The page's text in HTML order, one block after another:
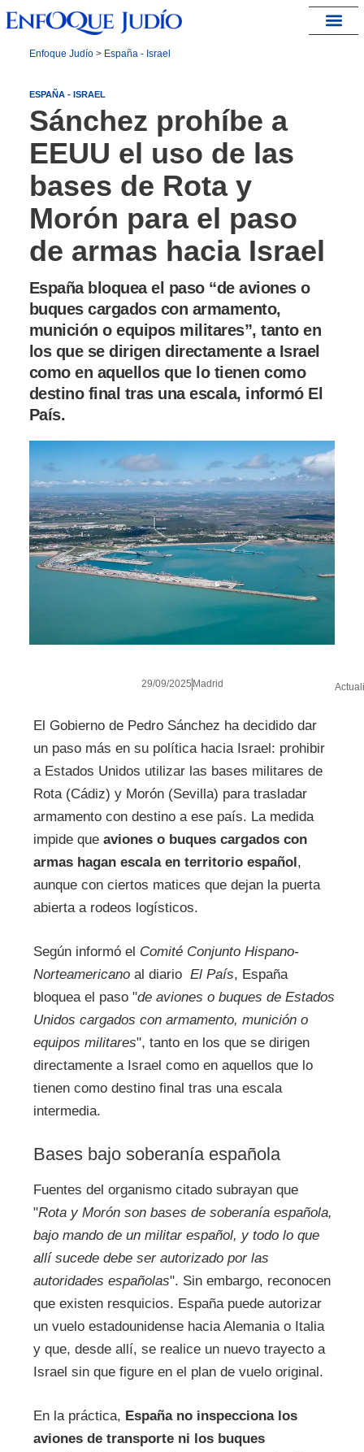
Enfoque Judío> España - Israel
ESPAÑA - ISRAEL
Sánchez prohíbe a
EEUU el uso de las
bases de Rota y
Morón para el paso
de armas hacia Israel
España bloquea el paso “de aviones o
buques cargados con armamento,
munición o equipos militares”, tanto en
los que se dirigen directamente a Israel
como en aquellos que lo tienen como
destino final tras una escala, informó El
País.
29/09/2025 Madrid
El Gobierno de Pedro Sánchez ha decidido dar
un paso más en su política hacia Israel: prohibir
a Estados Unidos utilizar las bases militares de
Rota (Cádiz) y Morón (Sevilla) para trasladar
armamento con destino a ese país. La medida
impide que aviones o buques cargados con
armas hagan escala en territorio español ,
aunque con ciertos matices que dejan la puerta
abierta a rodeos logísticos.
Según informó el Comité Conjunto Hispano-
Norteamericanoal diario El País, España
bloquea el paso "de aviones o buques de Estados
Unidos cargados con armamento, munición o
equipos militares", tanto en los que se dirigen
directamente a Israel como en aquellos que lo
tienen como destino final tras una escala
intermedia.
Bases bajo soberanía española
Fuentes del organismo citado subrayan que
"Rota y Morón son bases de soberanía española,
bajo mando de un militar español, y todo lo que
allí sucede debe ser autorizado por las
autoridades españolas". Sin embargo, reconocen
que existen resquicios. España puede autorizar
un vuelo estadounidense hacia Alemania o Italia
y que, desde allí, se realice un nuevo trayecto a
Israel sin que figure en el plan de vuelo original.
En la práctica, España no inspecciona los
aviones de transporte ni los buques